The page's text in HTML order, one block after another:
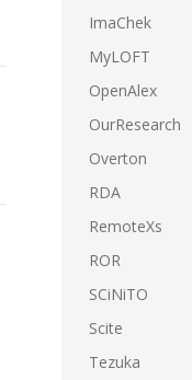
ImaChek
MyLOFT
OpenAlex
OurResearch
Overton
RDA
RemoteXs
ROR
SCiNiTO
Scite
Tezuka